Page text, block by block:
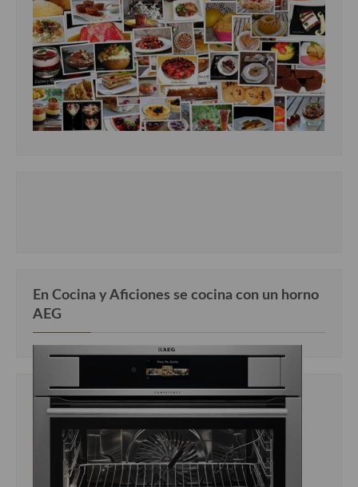
En Cocina y Aficiones se cocina con un horno
AEG